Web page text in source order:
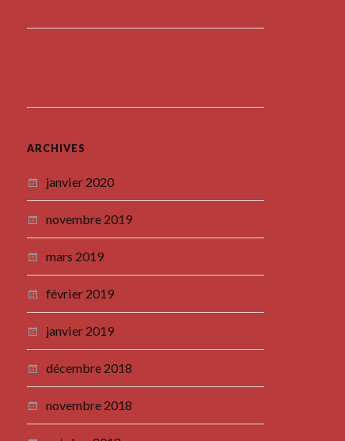
ARCHIVES
janvier 2020
novembre 2019
mars 2019
février 2019
janvier 2019
décembre 2018
novembre 2018